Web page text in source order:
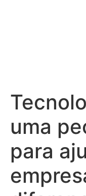
uma
para